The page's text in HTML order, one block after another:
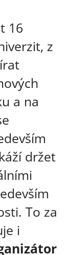
16
z
a na
držet
To za
i